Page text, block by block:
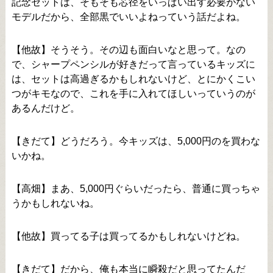
モデルだから、全部黒でいいよねっていう話だよね。
【他故】そうそう。その辺も面白いなと思って。なの
で、シャープペンシルが好きだって言っているキッズに
は、セットは高過ぎるかもしれないけど、とにかくこい
つがキモなので、これを手に入れてほしいっていうのが
あるんだけど。
【きだて】どうだろう。今キッズは、5,000円のを買わな
いかね。
【高畑】まあ、5,000円ぐらいだったら、普通に買っちゃ
うかもしれないね。
【他故】買ってる子は買ってるかもしれないけどね。
【きだて】だから、俺も本当に瞬殺だと思ってたんだ